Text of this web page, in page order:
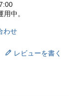
中。
わせ
レビューを書く